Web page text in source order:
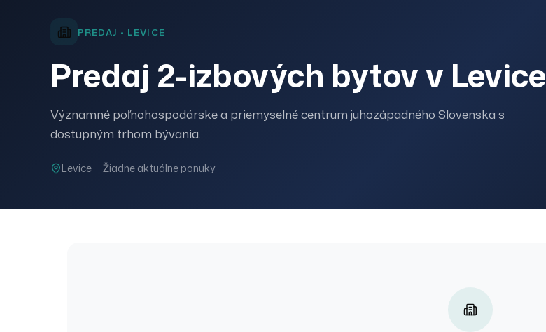
PREDAJ • LEVICE
Predaj 2-izbových bytov v Levice
Významné poľnohospodárske a priemyselné centrum juhozápadného Slovenska s
dostupným trhom bývania.
Levice Žiadne aktuálne ponuky